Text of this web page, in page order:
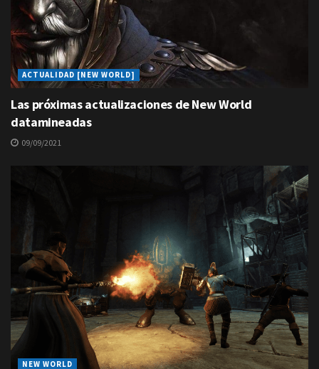
ACTUALIDAD [NEW WORLD]
Las próximas actualizaciones de New World
datamineadas
09/09/2021
NEW WORLD